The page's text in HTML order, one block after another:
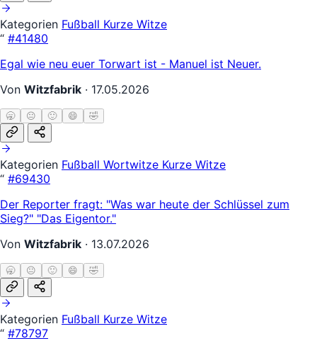
Kategorien Fußball Kurze Witze
“ #41480
Egal wie neu euer Torwart ist - Manuel ist Neuer.
Von Witzfabrik · 17.05.2026
🥱 😐 🙂 😄 🤣
Kategorien Fußball Wortwitze Kurze Witze
“ #69430
Der Reporter fragt: "Was war heute der Schlüssel zum
Sieg?" "Das Eigentor."
Von Witzfabrik · 13.07.2026
🥱 😐 🙂 😄 🤣
Kategorien Fußball Kurze Witze
“ #78797